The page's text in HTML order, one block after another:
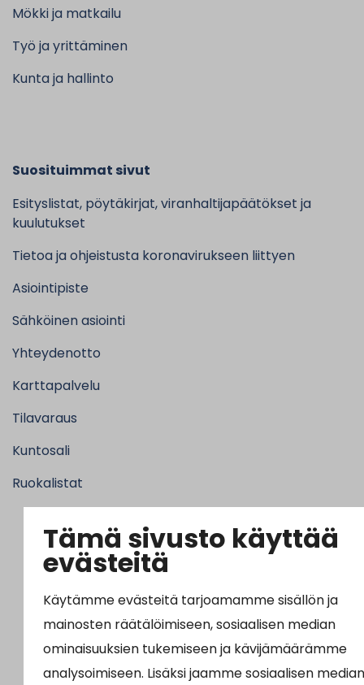
Tämä sivusto käyttää
evästeitä
Käytämme evästeitä tarjoamamme sisällön ja
mainosten räätälöimiseen, sosiaalisen median
ominaisuuksien tukemiseen ja kävijämäärämme
analysoimiseen. Lisäksi jaamme sosiaalisen
Mökki ja matkailu
Työ ja yrittäminen
Kunta ja hallinto
Suosituimmat sivut
Esityslistat, pöytäkirjat, viranhaltijapäätökset ja
kuulutukset
Tietoa ja ohjeistusta koronavirukseen liittyen
Asiointipiste
Sähköinen asiointi
Yhteydenotto
Karttapalvelu
Tilavaraus
Kuntosali
Ruokalistat